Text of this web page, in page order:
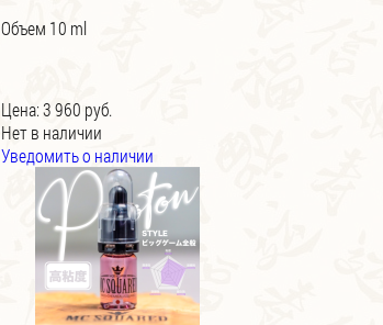
Объем 10 ml
Цена:3 960 руб.
Нет в наличии
Уведомить о наличии